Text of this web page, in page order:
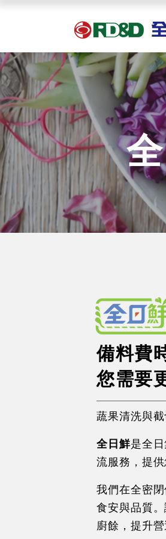
備料費
您需要
蔬果清洗與
全日鮮是全
流服務，提
我們在全密
食安與品質
廚餘，提升